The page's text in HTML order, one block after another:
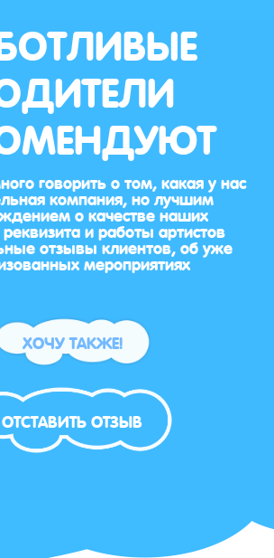
говорить о том, какая у нас
компания, но лучшим
о качестве наших
и работы артистов
отзывы клиентов, об уже
мероприятиях
ХОЧУ ТАКЖЕ!
ОТСТАВИТЬ ОТЗЫВ